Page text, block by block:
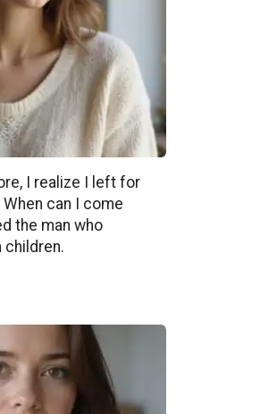
I realize I left for
can I come
the man who
children.